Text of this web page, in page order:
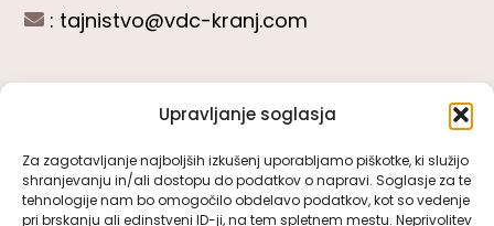
Upravljanje soglasja
Za zagotavljanje najboljših izkušenj uporabljamo piškotke, ki služijo
shranjevanju in/ali dostopu do podatkov o napravi. Soglasje za te
tehnologije nam bo omogočilo obdelavo podatkov, kot so vedenje
pri brskanju ali edinstveni ID-ji, na tem spletnem mestu. Neprivolitev
: tajnistvo@vdc-kranj.com
Toggle
Navigation